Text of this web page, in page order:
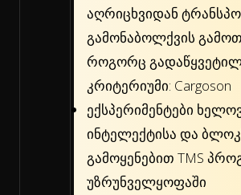
აღრიცხვიდან
გამონაბოლქვის
როგორც
კრიტერიუმი: Cargoson
ექსპერიმენტები
ინტელექტისა და
გამოყენებით TMS
უზრუნველყოფაში